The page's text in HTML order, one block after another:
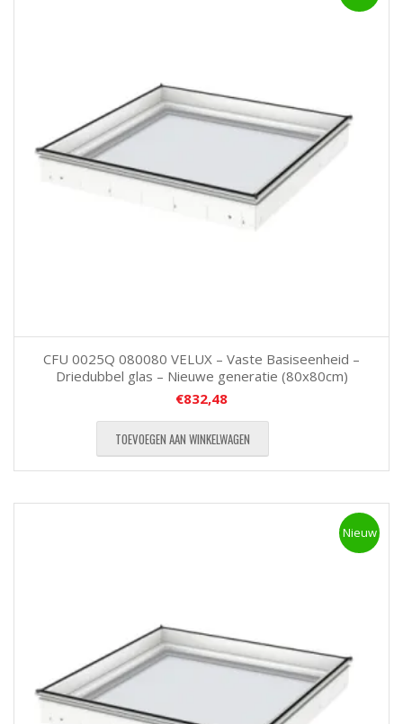
CFU 0025Q 080080 VELUX – Vaste Basiseenheid –
Driedubbel glas – Nieuwe generatie (80x80cm)
€832,48
TOEVOEGEN AAN WINKELWAGEN
Nieuw